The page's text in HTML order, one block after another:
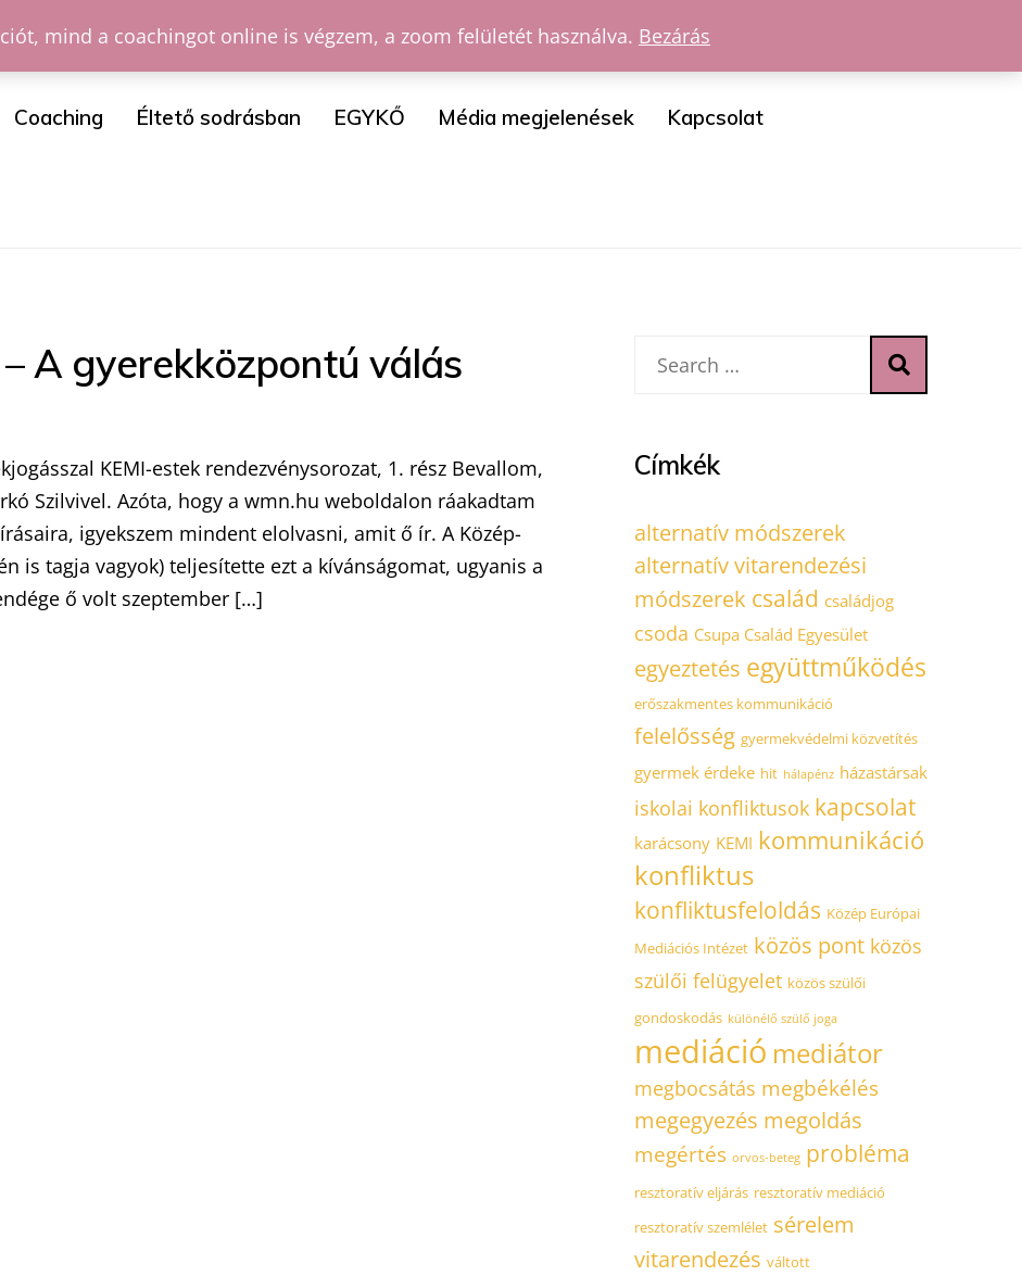
mind a coachingot online is végzem, a zoom felületét használva. Bezárás
Coaching Éltető sodrásban EGYKŐ Média megjelenések Kapcsolat
A gyerekközpontú válás
KEMI-estek rendezvénysorozat, 1. rész Bevallom,
Szilvivel. Azóta, hogy a wmn.hu weboldalon ráakadtam
igyekszem mindent elolvasni, amit ő ír. A Közép-
is tagja vagyok) teljesítette ezt a kívánságomat, ugyanis a
ő volt szeptember […]
Címkék
alternatív módszerek
alternatív vitarendezési
módszerek család családjog
csoda Csupa Család Egyesület
egyeztetés együttműködés
erőszakmentes kommunikáció
felelősség gyermekvédelmi közvetítés
gyermek érdeke hit hálapénz házastársak
iskolai konfliktusok kapcsolat
karácsony KEMI kommunikáció
konfliktus
konfliktusfeloldás Közép Európai
Mediációs Intézet közös pont közös
szülői felügyelet közös szülői
gondoskodás különélő szülő joga
mediáció mediátor
megbocsátás megbékélés
megegyezés megoldás
megértés orvos-beteg probléma
resztoratív eljárás resztoratív mediáció
resztoratív szemlélet sérelem
vitarendezés váltott